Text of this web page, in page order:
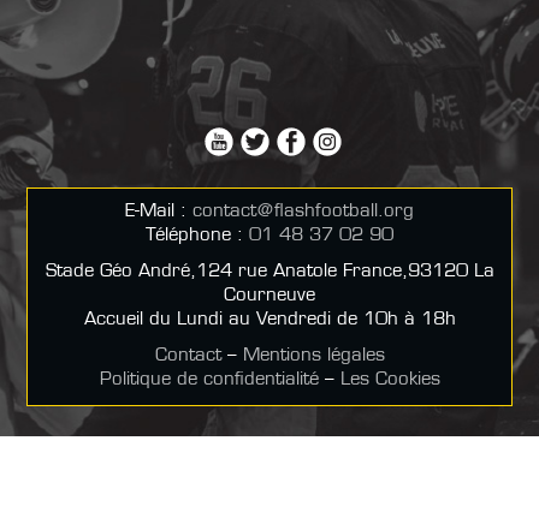
E-Mail : contact@flashfootball.org
Téléphone : 01 48 37 02 90
Stade Géo André,124 rue Anatole France,93120 La
Courneuve
Accueil du Lundi au Vendredi de 10h à 18h
Contact– Mentions légales
Politique de confidentialité– Les Cookies